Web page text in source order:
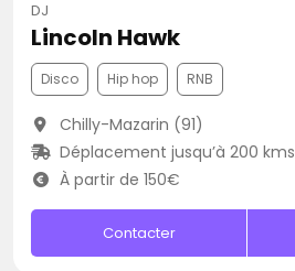
DJ
Lincoln Hawk
Disco Hip hop RNB
Chilly-Mazarin (91)
Déplacement jusqu’à 200 kms
À partir de 150€
Contacter